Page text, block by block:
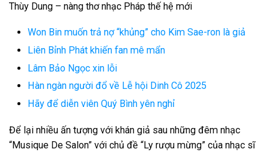
Thùy Dung – nàng thơ nhạc Pháp thế hệ mới
Won Bin muốn trả nợ “khủng” cho Kim Sae-ron là giả
Liên Bỉnh Phát khiến fan mê mẩn
Lâm Bảo Ngọc xin lỗi
Hàn ngàn người đổ về Lễ hội Dinh Cô 2025
Hãy để diễn viên Quý Bình yên nghỉ
Để lại nhiều ấn tượng với khán giả sau những đêm nhạc
“Musique De Salon” với chủ đề “Ly rượu mừng” của nhạc sĩ